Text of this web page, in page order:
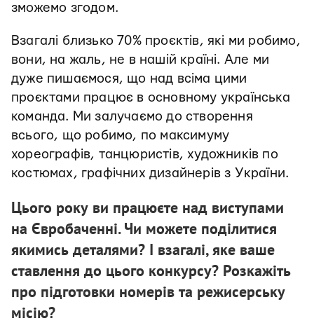
зможемо згодом.
Взагалі близько 70% проєктів, які ми робимо,
вони, на жаль, не в нашій країні. Але ми
дуже пишаємося, що над всіма цими
проєктами працює в основному українська
команда. Ми залучаємо до створення
всього, що робимо, по максимуму
хореографів, танцюристів, художників по
костюмах, графічних дизайнерів з України.
Цього року ви працюєте над виступами
на Євробаченні. Чи можете поділитися
якимись деталями? І взагалі, яке ваше
ставлення до цього конкурсу? Розкажіть
про підготовки номерів та режисерську
місію?